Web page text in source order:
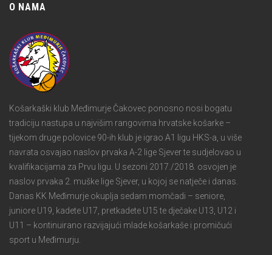
O NAMA
Košarkaški klub Međimurje Čakovec ponosno nosi bogatu
tradiciju nastupa u najvišim rangovima hrvatske košarke –
tijekom druge polovice 90-ih klub je igrao A1 ligu HKS-a, u više
navrata osvajao naslov prvaka A-2 lige Sjever te sudjelovao u
kvalifikacijama za Prvu ligu. U sezoni 2017./2018. osvojen je
naslov prvaka 2. muške lige Sjever, u kojoj se natječe i danas.
Danas KK Međimurje okuplja sedam momčadi – seniore,
juniore U19, kadete U17, pretkadete U15 te dječake U13, U12 i
U11 – kontinuirano razvijajući mlade košarkaše i promičući
sport u Međimurju.